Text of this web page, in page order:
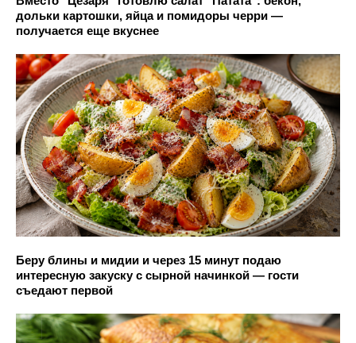
дольки картошки, яйца и помидоры черри —
получается еще вкуснее
Беру блины и мидии и через 15 минут подаю
интересную закуску с сырной начинкой — гости
съедают первой